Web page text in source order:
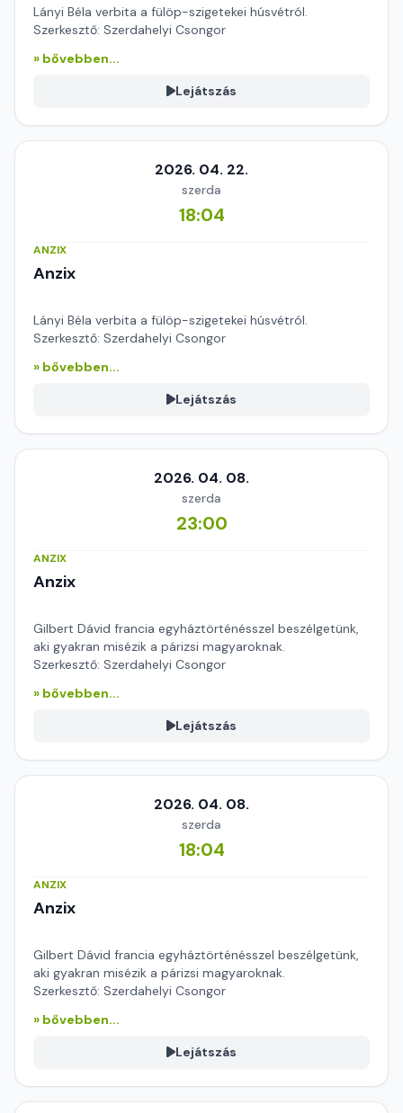
Lányi Béla verbita a fülöp-szigetekei húsvétról.
Szerkesztő: Szerdahelyi Csongor
» bővebben...
Lejátszás
2026. 04. 22.
szerda
18:04
ANZIX
Anzix
Lányi Béla verbita a fülöp-szigetekei húsvétról.
Szerkesztő: Szerdahelyi Csongor
» bővebben...
Lejátszás
2026. 04. 08.
szerda
23:00
ANZIX
Anzix
Gilbert Dávid francia egyháztörténésszel beszélgetünk,
aki gyakran misézik a párizsi magyaroknak.
Szerkesztő: Szerdahelyi Csongor
» bővebben...
Lejátszás
2026. 04. 08.
szerda
18:04
ANZIX
Anzix
Gilbert Dávid francia egyháztörténésszel beszélgetünk,
aki gyakran misézik a párizsi magyaroknak.
Szerkesztő: Szerdahelyi Csongor
» bővebben...
Lejátszás